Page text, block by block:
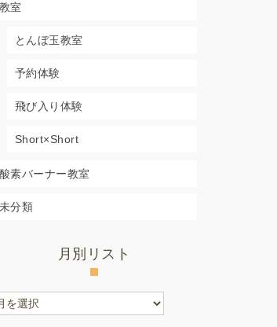
月8月教室スケジュー
教室
とんぼ玉教室
予約体験
飛び入り体験
Short×Short
酸素バーナー教室
未分類
月別リスト